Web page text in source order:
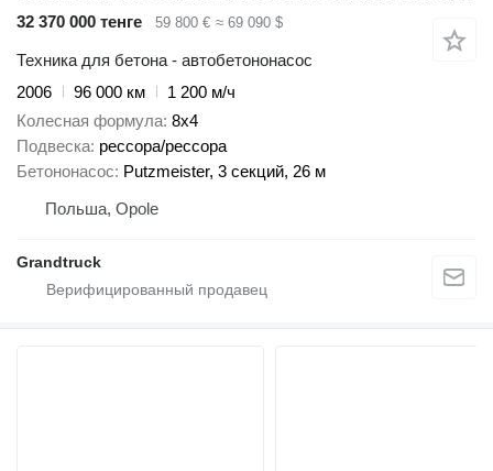
32 370 000 тенге 59 800 € ≈ 69 090 $
Техника для бетона - автобетононасос
2006
96 000 км
1 200 м/ч
Колесная формула 8x4
Подвеска рессора/рессора
Бетононасос Putzmeister, 3 секций, 26 м
Польша, Opole
Grandtruck